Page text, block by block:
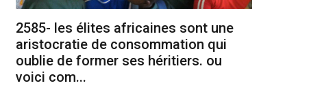
2585- les élites africaines sont une
aristocratie de consommation qui
oublie de former ses héritiers. ou
voici com...